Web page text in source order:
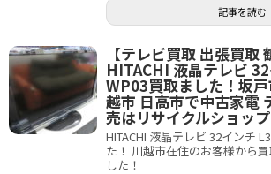
記事を読む
【テレビ買取 出張買取
HITACHI 液晶テレビ
WP03買取ました！坂
越市 日高市で中古家電
売はリサイクルショッ
HITACHI 液晶テレビ 32インチ
た！ 川越市在住のお客様から
した！